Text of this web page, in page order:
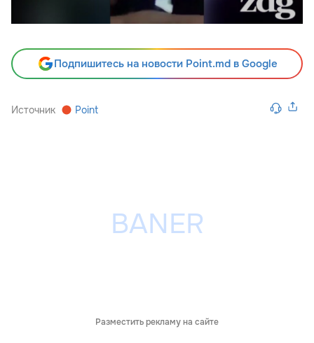
Подпишитесь на новости Point.md в Google
Источник Point
Разместить рекламу на сайте